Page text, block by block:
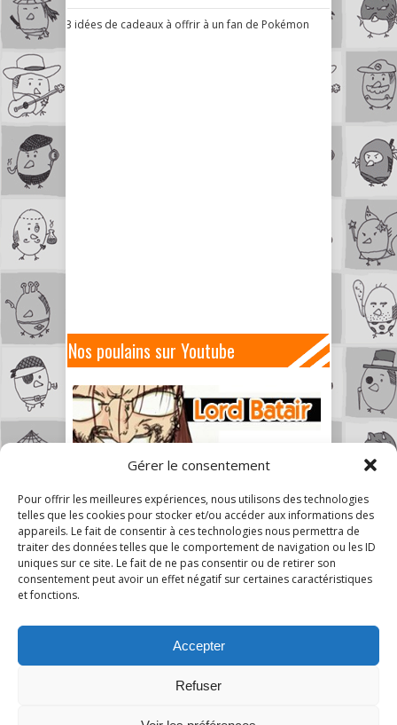
Gérer le consentement
Pour offrir les meilleures expériences, nous utilisons des technologies
telles que les cookies pour stocker et/ou accéder aux informations des
appareils. Le fait de consentir à ces technologies nous permettra de
traiter des données telles que le comportement de navigation ou les ID
uniques sur ce site. Le fait de ne pas consentir ou de retirer son
consentement peut avoir un effet négatif sur certaines caractéristiques
et fonctions.
Accepter
Refuser
3 idées de cadeaux à offrir à un fan de Pokémon
Nos poulains sur Youtube